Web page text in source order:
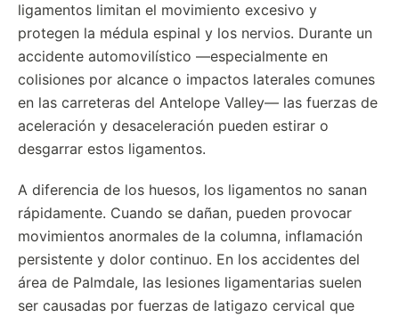
ligamentos limitan el movimiento excesivo y
protegen la médula espinal y los nervios. Durante un
accidente automovilístico —especialmente en
colisiones por alcance o impactos laterales comunes
en las carreteras del Antelope Valley— las fuerzas de
aceleración y desaceleración pueden estirar o
desgarrar estos ligamentos.
A diferencia de los huesos, los ligamentos no sanan
rápidamente. Cuando se dañan, pueden provocar
movimientos anormales de la columna, inflamación
persistente y dolor continuo. En los accidentes del
área de Palmdale, las lesiones ligamentarias suelen
ser causadas por fuerzas de latigazo cervical que